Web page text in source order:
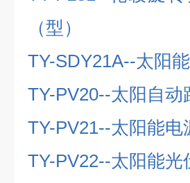
（型）
TY-SDY21A--太阳
TY-PV20--太阳自动
TY-PV21--太阳能电
TY-PV22--太阳能光